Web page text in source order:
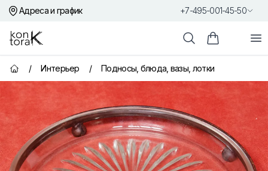
Адреса и график +7-495-001-45-50
Контора К
ПоискКорзина
Главная страница
/ Интерьер / Подносы, блюда, вазы, лотки